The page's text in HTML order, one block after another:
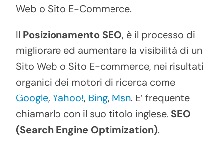
Web o Sito E-Commerce.
Il Posizionamento SEO, è il processo di
migliorare ed aumentare la visibilità di un
Sito Web o Sito E-commerce, nei risultati
organici dei motori di ricerca come
Google, Yahoo!, Bing, Msn. E’ frequente
chiamarlo con il suo titolo inglese, SEO
(Search Engine Optimization).